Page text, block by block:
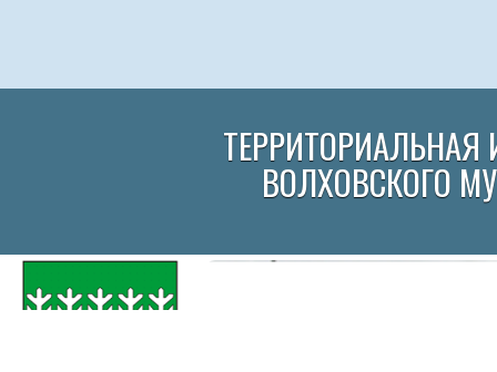
ВОЛХОВСКОГО